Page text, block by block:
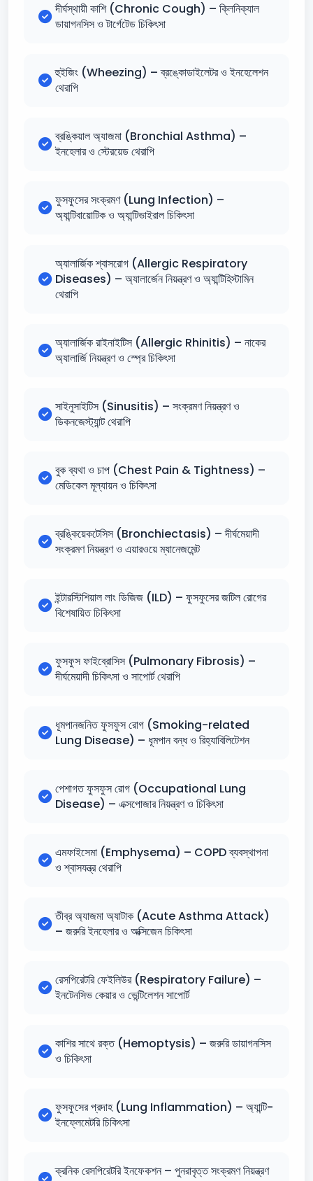
দীর্ঘস্থায়ী কাশি (Chronic Cough) – ক্লিনিক্যাল
ডায়াগনসিস ও টার্গেটেড চিকিৎসা
হুইজিং (Wheezing) – ব্রঙ্কোডাইলেটর ও ইনহেলেশন
থেরাপি
ব্রঙ্কিয়াল অ্যাজমা (Bronchial Asthma) –
ইনহেলার ও স্টেরয়েড থেরাপি
ফুসফুসের সংক্রমণ (Lung Infection) –
অ্যান্টিবায়োটিক ও অ্যান্টিভাইরাল চিকিৎসা
অ্যালার্জিক শ্বাসরোগ (Allergic Respiratory
Diseases) – অ্যালার্জেন নিয়ন্ত্রণ ও অ্যান্টিহিস্টামিন
থেরাপি
অ্যালার্জিক রাইনাইটিস (Allergic Rhinitis) – নাকের
অ্যালার্জি নিয়ন্ত্রণ ও স্প্রে চিকিৎসা
সাইনুসাইটিস (Sinusitis) – সংক্রমণ নিয়ন্ত্রণ ও
ডিকনজেস্ট্যান্ট থেরাপি
বুক ব্যথা ও চাপ (Chest Pain & Tightness) –
মেডিকেল মূল্যায়ন ও চিকিৎসা
ব্রঙ্কিয়েকটেসিস (Bronchiectasis) – দীর্ঘমেয়াদী
সংক্রমণ নিয়ন্ত্রণ ও এয়ারওয়ে ম্যানেজমেন্ট
ইন্টারস্টিশিয়াল লাং ডিজিজ (ILD) – ফুসফুসের জটিল রোগের
বিশেষায়িত চিকিৎসা
ফুসফুস ফাইব্রোসিস (Pulmonary Fibrosis) –
দীর্ঘমেয়াদী চিকিৎসা ও সাপোর্ট থেরাপি
ধূমপানজনিত ফুসফুস রোগ (Smoking-related
Lung Disease) – ধূমপান বন্ধ ও রিহ্যাবিলিটেশন
পেশাগত ফুসফুস রোগ (Occupational Lung
Disease) – এক্সপোজার নিয়ন্ত্রণ ও চিকিৎসা
এমফাইসেমা (Emphysema) – COPD ব্যবস্থাপনা
ও শ্বাসযন্ত্র থেরাপি
তীব্র অ্যাজমা অ্যাটাক (Acute Asthma Attack)
– জরুরি ইনহেলার ও অক্সিজেন চিকিৎসা
রেসপিরেটরি ফেইলিউর (Respiratory Failure) –
ইনটেনসিভ কেয়ার ও ভেন্টিলেশন সাপোর্ট
কাশির সাথে রক্ত (Hemoptysis) – জরুরি ডায়াগনসিস
ও চিকিৎসা
ফুসফুসের প্রদাহ (Lung Inflammation) – অ্যান্টি-
ইনফ্লেমেটরি চিকিৎসা
ক্রনিক রেসপিরেটরি ইনফেকশন – পুনরাবৃত্ত সংক্রমণ নিয়ন্ত্রণ